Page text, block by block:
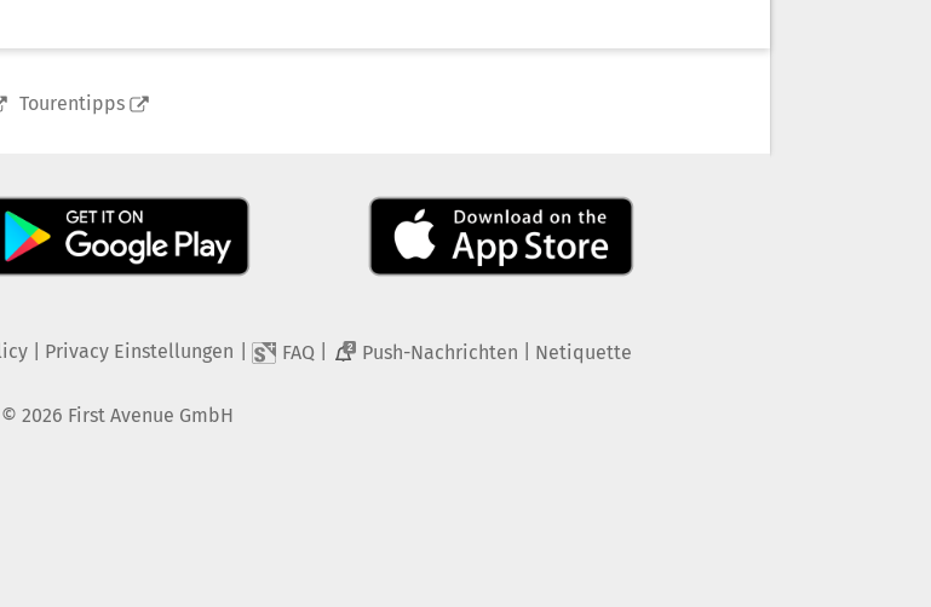
Tourentipps
| Privacy Einstellungen FAQ 2 Push-Nachrichten Netiquette
© 2026 First Avenue GmbH